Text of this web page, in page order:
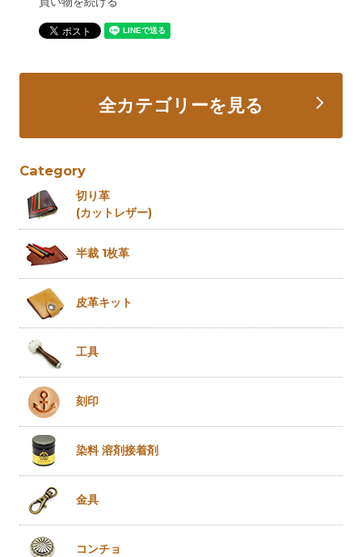
全カテゴリーを見る
Category
切り革
(カットレザー)
半裁 1枚革
皮革キット
工具
刻印
染料 溶剤接着剤
金具
コンチョ